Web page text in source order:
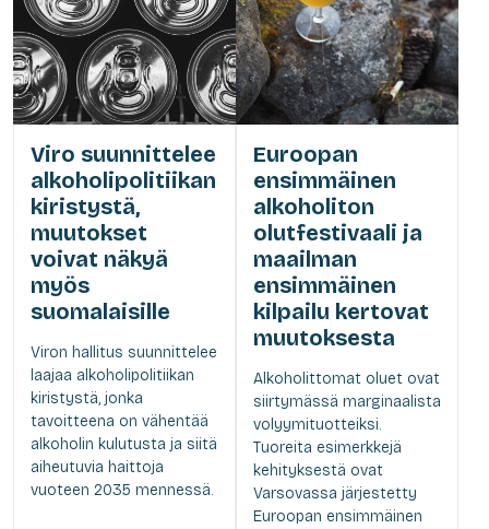
Viro suunnittelee
alkoholipolitiikan
kiristystä,
muutokset
voivat näkyä
myös
suomalaisille
Viron hallitus suunnittelee
laajaa alkoholipolitiikan
kiristystä, jonka
tavoitteena on vähentää
alkoholin kulutusta ja siitä
aiheutuvia haittoja
vuoteen 2035 mennessä.
Euroopan
ensimmäinen
alkoholiton
olutfestivaali ja
maailman
ensimmäinen
kilpailu kertovat
muutoksesta
Alkoholittomat oluet ovat
siirtymässä marginaalista
volyymituotteiksi.
Tuoreita esimerkkejä
kehityksestä ovat
Varsovassa järjestetty
Euroopan ensimmäinen